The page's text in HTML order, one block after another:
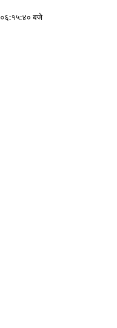
०६:१५:४० बजे